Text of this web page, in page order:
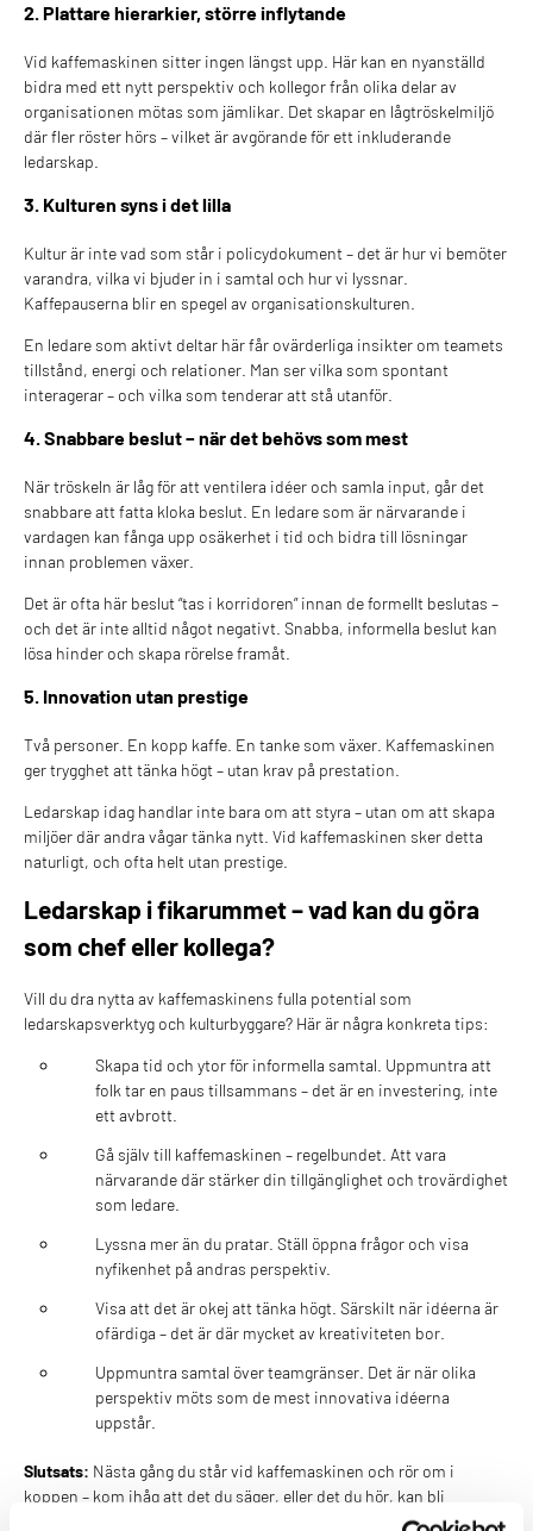
2. Plattare hierarkier, större inflytande
Vid kaffemaskinen sitter ingen längst upp. Här kan en nyanställd
bidra med ett nytt perspektiv och kollegor från olika delar av
organisationen mötas som jämlikar. Det skapar en lågtröskelmiljö
där fler röster hörs – vilket är avgörande för ett inkluderande
ledarskap.
3. Kulturen syns i det lilla
Kultur är inte vad som står i policydokument – det är hur vi bemöter
varandra, vilka vi bjuder in i samtal och hur vi lyssnar.
Kaffepauserna blir en spegel av organisationskulturen.
En ledare som aktivt deltar här får ovärderliga insikter om teamets
tillstånd, energi och relationer. Man ser vilka som spontant
interagerar – och vilka som tenderar att stå utanför.
4. Snabbare beslut – när det behövs som mest
När tröskeln är låg för att ventilera idéer och samla input, går det
snabbare att fatta kloka beslut. En ledare som är närvarande i
vardagen kan fånga upp osäkerhet i tid och bidra till lösningar
innan problemen växer.
Det är ofta här beslut “tas i korridoren” innan de formellt beslutas –
och det är inte alltid något negativt. Snabba, informella beslut kan
lösa hinder och skapa rörelse framåt.
5. Innovation utan prestige
Två personer. En kopp kaffe. En tanke som växer. Kaffemaskinen
ger trygghet att tänka högt – utan krav på prestation.
Ledarskap idag handlar inte bara om att styra – utan om att skapa
miljöer där andra vågar tänka nytt. Vid kaffemaskinen sker detta
naturligt, och ofta helt utan prestige.
Ledarskap i fikarummet – vad kan du göra
som chef eller kollega?
Vill du dra nytta av kaffemaskinens fulla potential som
ledarskapsverktyg och kulturbyggare? Här är några konkreta tips:
Skapa tid och ytor för informella samtal. Uppmuntra att
folk tar en paus tillsammans – det är en investering, inte
ett avbrott.
Gå själv till kaffemaskinen – regelbundet. Att vara
närvarande där stärker din tillgänglighet och trovärdighet
som ledare.
Lyssna mer än du pratar. Ställ öppna frågor och visa
nyfikenhet på andras perspektiv.
Visa att det är okej att tänka högt. Särskilt när idéerna är
ofärdiga – det är där mycket av kreativiteten bor.
Uppmuntra samtal över teamgränser. Det är när olika
perspektiv möts som de mest innovativa idéerna
uppstår.
Slutsats: Nästa gång du står vid kaffemaskinen och rör om i
koppen – kom ihåg att det du säger, eller det du hör, kan bli